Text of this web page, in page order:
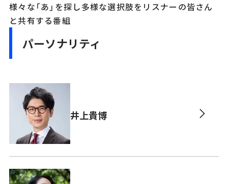
様々な「あ」を探し多様な選択肢をリスナーの皆さん
と共有する番組
パーソナリティ
井上貴博